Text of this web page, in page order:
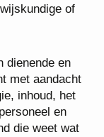
dienende en
met
strategie,
van